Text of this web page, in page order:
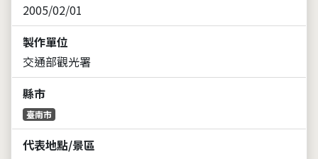
2005/02/01
製作單位
交通部觀光署
縣市
臺南市
代表地點/景區